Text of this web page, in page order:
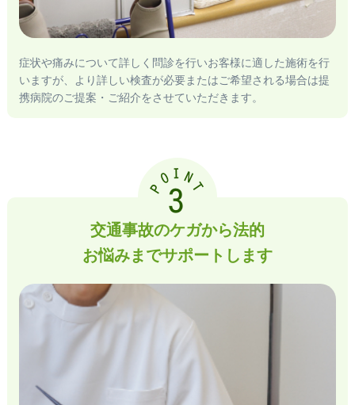
症状や痛みについて詳しく問診を行いお客様に適した施術を行
いますが、より詳しい検査が必要またはご希望される場合は提
携病院のご提案・ご紹介をさせていただきます。
P
O I N
T
3
交通事故のケガから法的
お悩みまでサポートします